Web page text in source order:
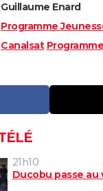
Guillaume Enard
Programme
Canalsat
21h10
Ducobu passe au